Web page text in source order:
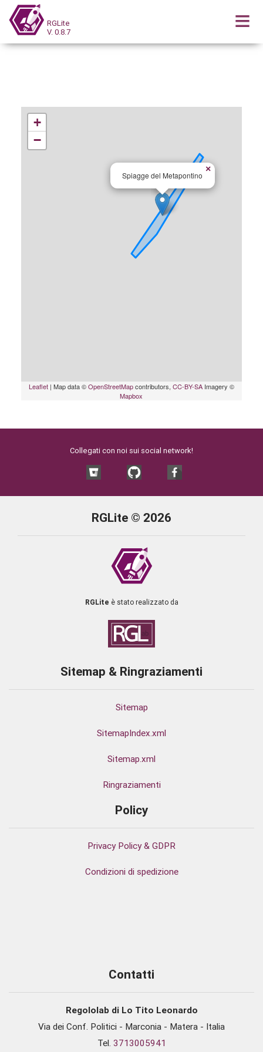
RGLite
V. 0.8.7
Spiagge del Metapontino
×
+
−
Leaflet| Map data ©OpenStreetMapcontributors, CC-BY-SAImagery ©
Mapbox
Collegati con noi sui social network!
RGLite © 2026
RGLite è stato realizzato da
Sitemap & Ringraziamenti
Sitemap
SitemapIndex.xml
Sitemap.xml
Ringraziamenti
Policy
Privacy Policy & GDPR
Condizioni di spedizione
Contatti
Regololab di Lo Tito Leonardo
Via dei Conf. Politici - Marconia - Matera - Italia
Tel. 3713005941